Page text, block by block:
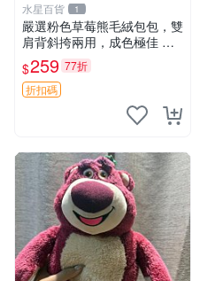
水星百貨 1
嚴選粉色草莓熊毛絨包包，雙
肩背斜挎兩用，成色極佳 精
準關鍵詞：草莓熊 包包 毛絨
$259 77折
折扣碼